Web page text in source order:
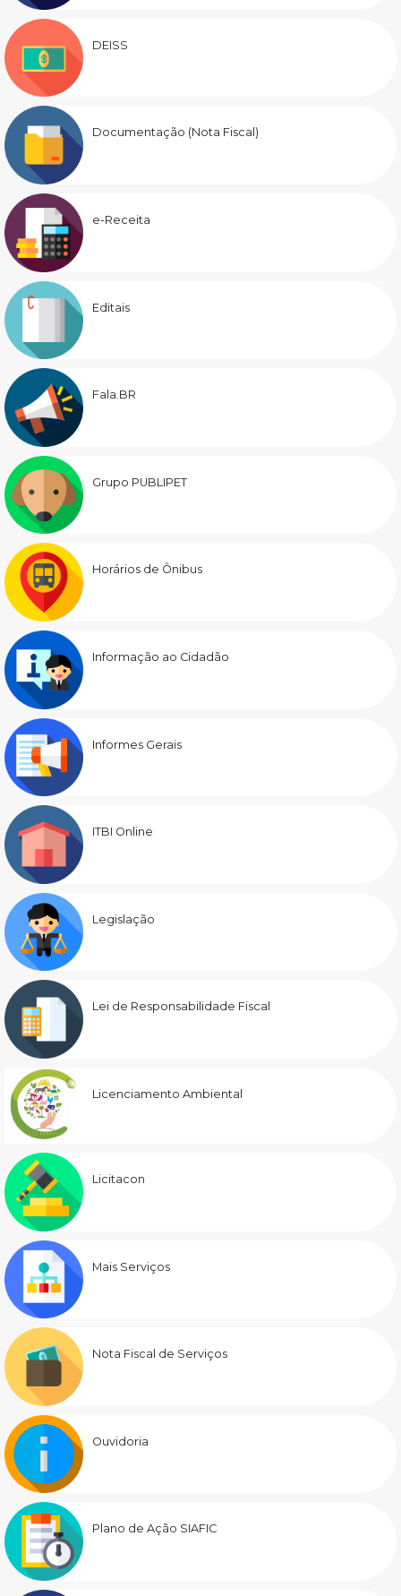
DEISS
Documentação (Nota Fiscal)
e-Receita
Editais
Fala.BR
Grupo PUBLIPET
Horários de Ônibus
Informação ao Cidadão
Informes Gerais
ITBI Online
Legislação
Lei de Responsabilidade Fiscal
Licenciamento Ambiental
Licitacon
Mais Serviços
Nota Fiscal de Serviços
Ouvidoria
Plano de Ação SIAFIC